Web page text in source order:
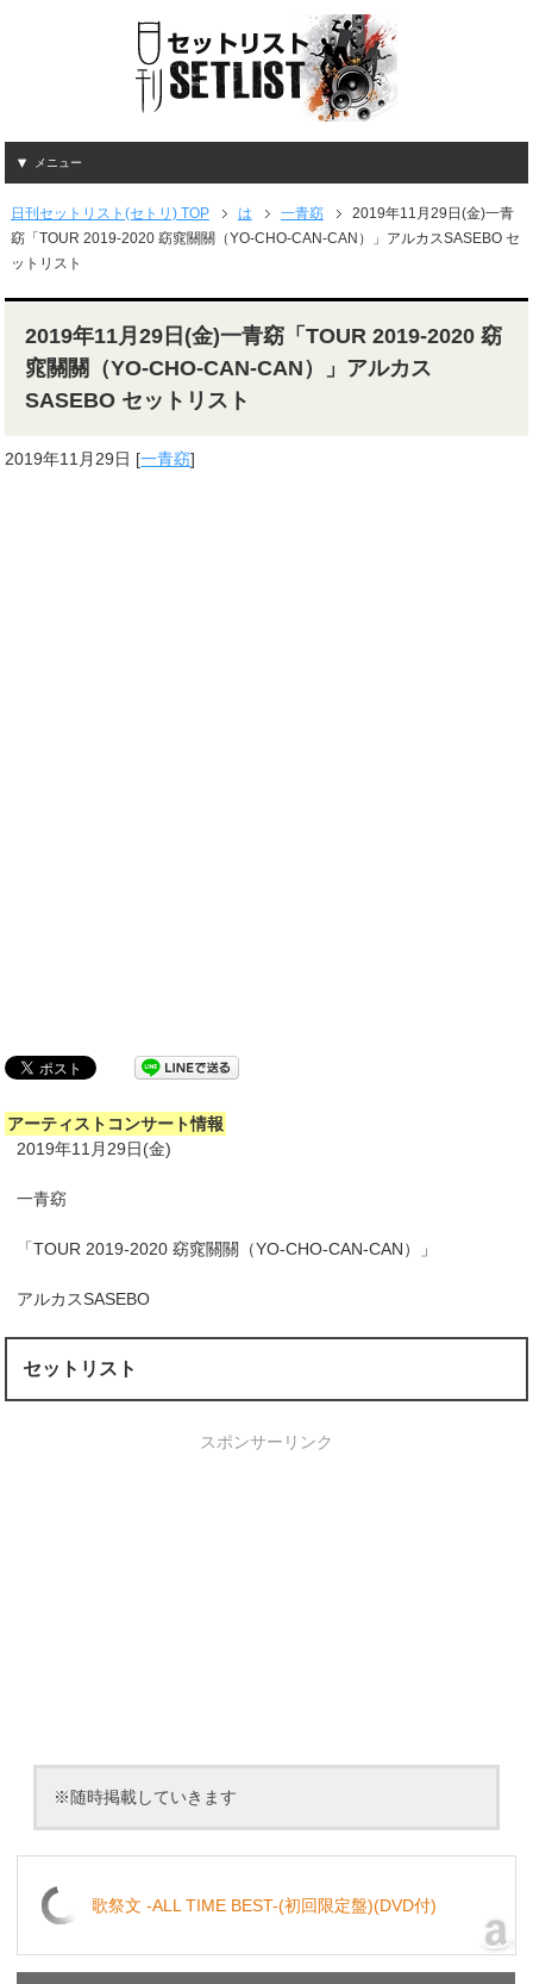
メニュー
日刊セットリスト(セトリ) TOP は 一青窈
2019年11月29日(金)一青
窈「TOUR 2019-2020 窈窕關關（YO-CHO-CAN-CAN）」アルカスSASEBO セ
ットリスト
2019年11月29日(金)一青窈「TOUR 2019-2020 窈
窕關關（YO-CHO-CAN-CAN）」アルカス
SASEBO セットリスト
2019年11月29日 [一青窈]
アーティストコンサート情報
2019年11月29日(金)
一青窈
「TOUR 2019-2020 窈窕關關（YO-CHO-CAN-CAN）」
アルカスSASEBO
セットリスト
スポンサーリンク
※随時掲載していきます
歌祭文 -ALL TIME BEST-(初回限定盤)(DVD付)